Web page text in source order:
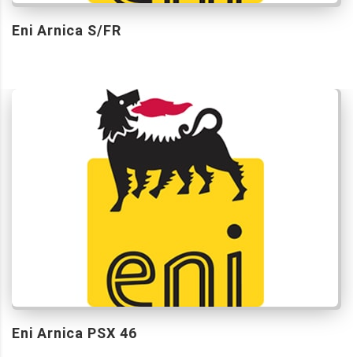
Eni Arnica S/FR
Eni Arnica PSX 46